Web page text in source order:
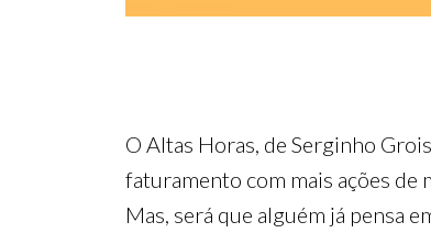
O Altas Horas, de Serginho
faturamento com mais ações de
Mas, será que alguém já pensa